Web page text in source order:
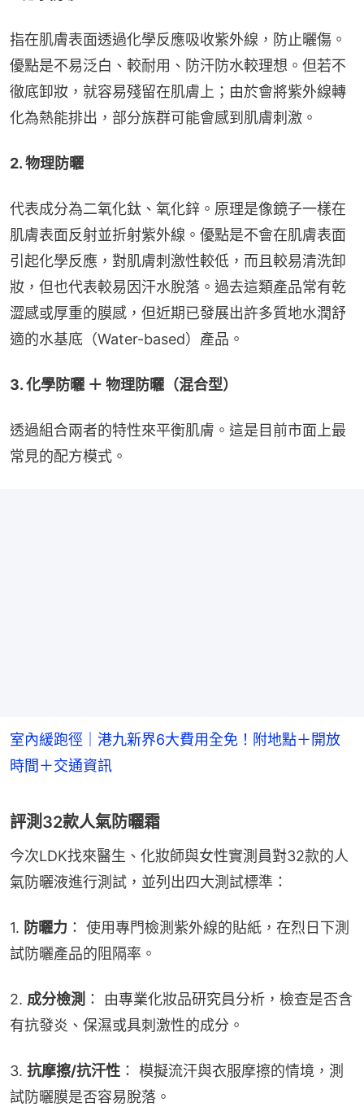
指在肌膚表面透過化學反應吸收紫外線，防止曬傷。
優點是不易泛白、較耐用、防汗防水較理想。但若不
徹底卸妝，就容易殘留在肌膚上；由於會將紫外線轉
化為熱能排出，部分族群可能會感到肌膚刺激。
2. 物理防曬
代表成分為二氧化鈦、氧化鋅。原理是像鏡子一樣在
肌膚表面反射並折射紫外線。優點是不會在肌膚表面
引起化學反應，對肌膚刺激性較低，而且較易清洗卸
妝，但也代表較易因汗水脫落。過去這類產品常有乾
澀感或厚重的膜感，但近期已發展出許多質地水潤舒
適的水基底（Water-based）產品。
3. 化學防曬 ＋ 物理防曬（混合型）
透過組合兩者的特性來平衡肌膚。這是目前市面上最
常見的配方模式。
室內緩跑徑｜港九新界6大費用全免！附地點＋開放
時間＋交通資訊
評測32款人氣防曬霜
今次LDK找來醫生、化妝師與女性實測員對32款的人
氣防曬液進行測試，並列出四大測試標準：
1. 防曬力 ： 使用專門檢測紫外線的貼紙，在烈日下測
試防曬產品的阻隔率。
2. 成分檢測 ： 由專業化妝品研究員分析，檢查是否含
有抗發炎、保濕或具刺激性的成分。
3. 抗摩擦/抗汗性 ： 模擬流汗與衣服摩擦的情境，測
試防曬膜是否容易脫落。